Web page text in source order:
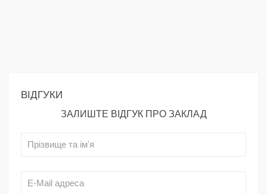
ВІДГУКИ
ЗАЛИШТЕ ВІДГУК ПРО ЗАКЛАД